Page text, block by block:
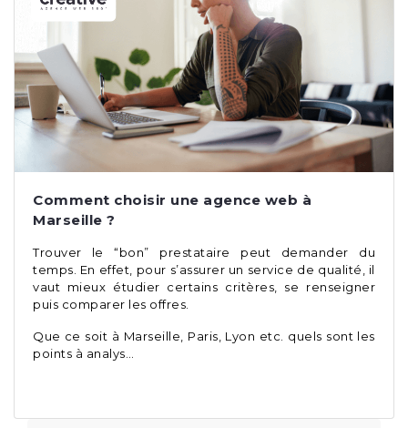
Comment choisir une agence web à
Marseille ?
Trouver le “bon” prestataire peut demander du
temps. En effet, pour s’assurer un service de qualité, il
vaut mieux étudier certains critères, se renseigner
puis comparer les offres.
Que ce soit à Marseille, Paris, Lyon etc. quels sont les
points à analys…